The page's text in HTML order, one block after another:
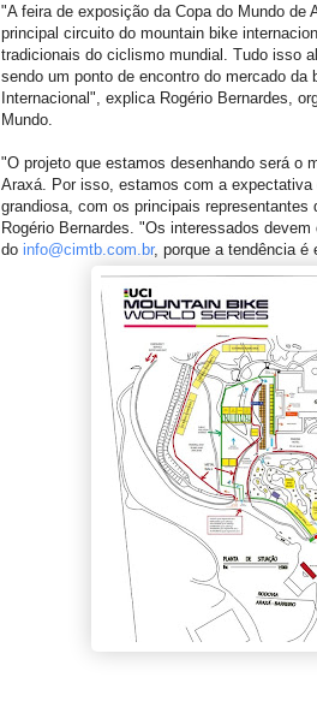
"A feira de exposição da Copa do Mundo
principal circuito do mountain bike
tradicionais do ciclismo mundial. Tudo isso
sendo um ponto de encontro do mercado
Internacional", explica Rogério Bernardes,
Mundo.
"O projeto que estamos desenhando será o
Araxá. Por isso, estamos com a
grandiosa, com os principais
Rogério Bernardes. "Os interessados
do info@cimtb.com.br, porque a tendência é